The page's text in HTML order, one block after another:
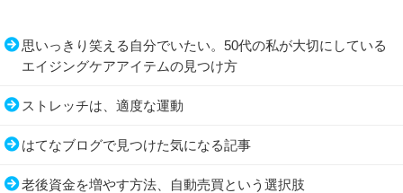
思いっきり笑える自分でいたい。50代の私が大切にしている
エイジングケアアイテムの見つけ方
ストレッチは、適度な運動
はてなブログで見つけた気になる記事
老後資金を増やす方法、自動売買という選択肢